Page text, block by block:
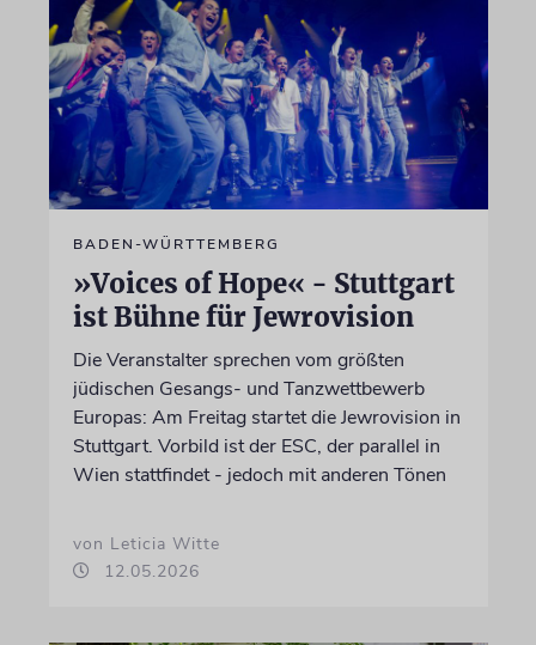
BADEN-WÜRTTEMBERG
»Voices of Hope« - Stuttgart
ist Bühne für Jewrovision
Die Veranstalter sprechen vom größten
jüdischen Gesangs- und Tanzwettbewerb
Europas: Am Freitag startet die Jewrovision in
Stuttgart. Vorbild ist der ESC, der parallel in
Wien stattfindet - jedoch mit anderen Tönen
von Leticia Witte
12.05.2026